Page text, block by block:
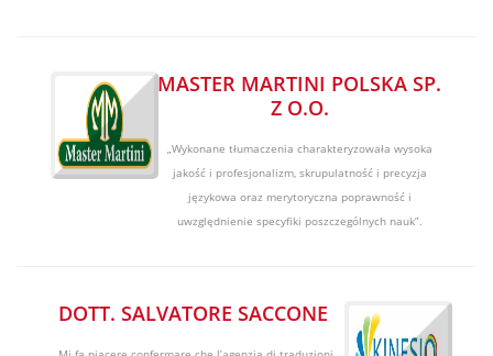
MASTER MARTINI POLSKA SP.
Z O.O.
„Wykonane tłumaczenia charakteryzowała wysoka
jakość i profesjonalizm, skrupulatność i precyzja
językowa oraz merytoryczna poprawność i
uwzględnienie specyfiki poszczególnych nauk”.
DOTT. SALVATORE SACCONE